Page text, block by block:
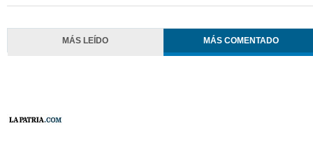
MÁS LEÍDO MÁS COMENTADO